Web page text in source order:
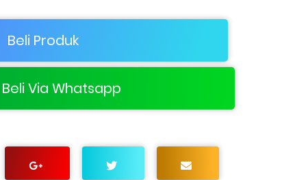
Beli Produk
Beli Via Whatsapp